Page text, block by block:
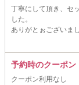
丁寧にして頂き、セ
した。
ありがとぉございまし
予約時のクーポン
クーポン利用なし